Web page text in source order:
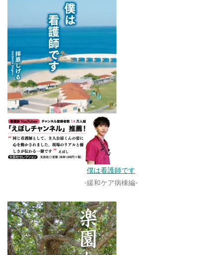
僕は看護師です
-緩和ケア病棟編-